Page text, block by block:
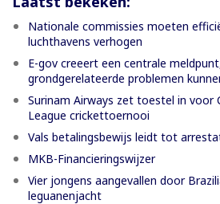
Nationale commissies moeten
luchthavens verhogen
E-gov creeert een centrale
grondgerelateerde problemen
Surinam Airways zet toestel in voor
League crickettoernooi
Vals betalingsbewijs leidt tot
MKB-Financieringswijzer
Vier jongens aangevallen door
leguanenjacht